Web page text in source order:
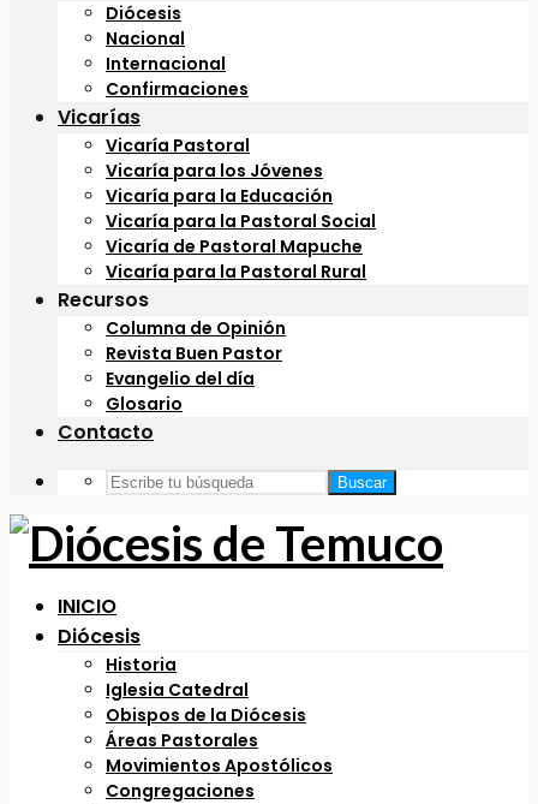
Diócesis
Nacional
Internacional
Confirmaciones
Vicarías
Vicaría Pastoral
Vicaría para los Jóvenes
Vicaría para la Educación
Vicaría para la Pastoral Social
Vicaría de Pastoral Mapuche
Vicaría para la Pastoral Rural
Recursos
Columna de Opinión
Revista Buen Pastor
Evangelio del día
Glosario
Contacto
Buscar
INICIO
Diócesis
Historia
Iglesia Catedral
Obispos de la Diócesis
Áreas Pastorales
Movimientos Apostólicos
Congregaciones